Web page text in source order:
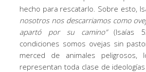
hecho para rescatarlo. Sobre esto,
nosotros nos descarriamos como
apartó por su camino”(Isaías
condiciones somos ovejas sin
merced de animales peligrosos,
representan toda clase de